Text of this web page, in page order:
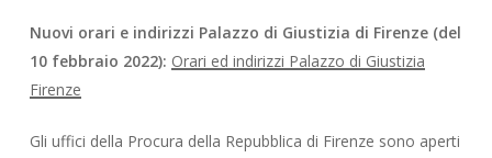
Nuovi orari e indirizzi Palazzo di Giustizia di Firenze (del
10 febbraio 2022): Orari ed indirizzi Palazzo di Giustizia
Firenze
Gli uffici della Procura della Repubblica di Firenze sono aperti